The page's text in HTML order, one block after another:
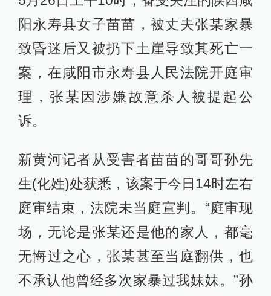
阳永寿县女子苗苗，被丈夫张某家暴
致昏迷后又被扔下土崖导致其死亡一
案，在咸阳市永寿县人民法院开庭审
理，张某因涉嫌故意杀人被提起公
诉。
新黄河记者从受害者苗苗的哥哥孙先
生(化姓)处获悉，该案于今日14时左右
庭审结束，法院未当庭宣判。“庭审现
场，无论是张某还是他的家人，都毫
无悔过之心，张某甚至当庭翻供，也
不承认他曾经多次家暴过我妹妹。”孙